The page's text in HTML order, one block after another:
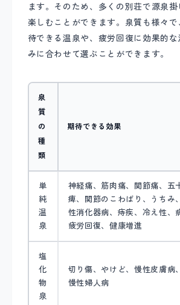
ます。そのため、多くの別荘で源泉
楽しむことができます。泉質も様々
待できる温泉や、疲労回復に効果的
みに合わせて選ぶことができます。
泉
質
の
種
類
期待できる効果
単
純
温
泉
神経痛、筋肉痛、関節痛、五
痺、関節のこわばり、うちみ
性消化器病、痔疾、冷え性、
疲労回復、健康増進
塩
化
物
泉
切り傷、やけど、慢性皮膚病
慢性婦人病